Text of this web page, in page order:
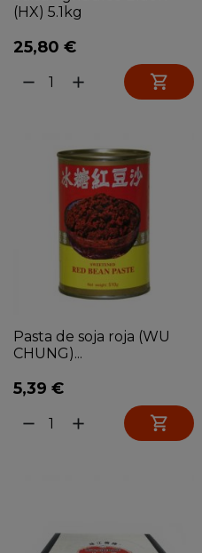
(HX) 5.1kg
25,80 €
remove add 
Pasta de soja roja (WU
CHUNG)...
5,39 €
remove add 